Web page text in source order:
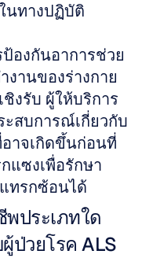
นทางปฏิบัติ
องกันอาการช่วย
านของร่างกาย
งรับ ผู้ให้บริการ
สบการณ์เกี่ยวกับ
าจเกิดขึ้นก่อนที่
แซงเพื่อรักษา
ทรกซ้อนได้
ประเภทใด
ป่วยโรค ALS